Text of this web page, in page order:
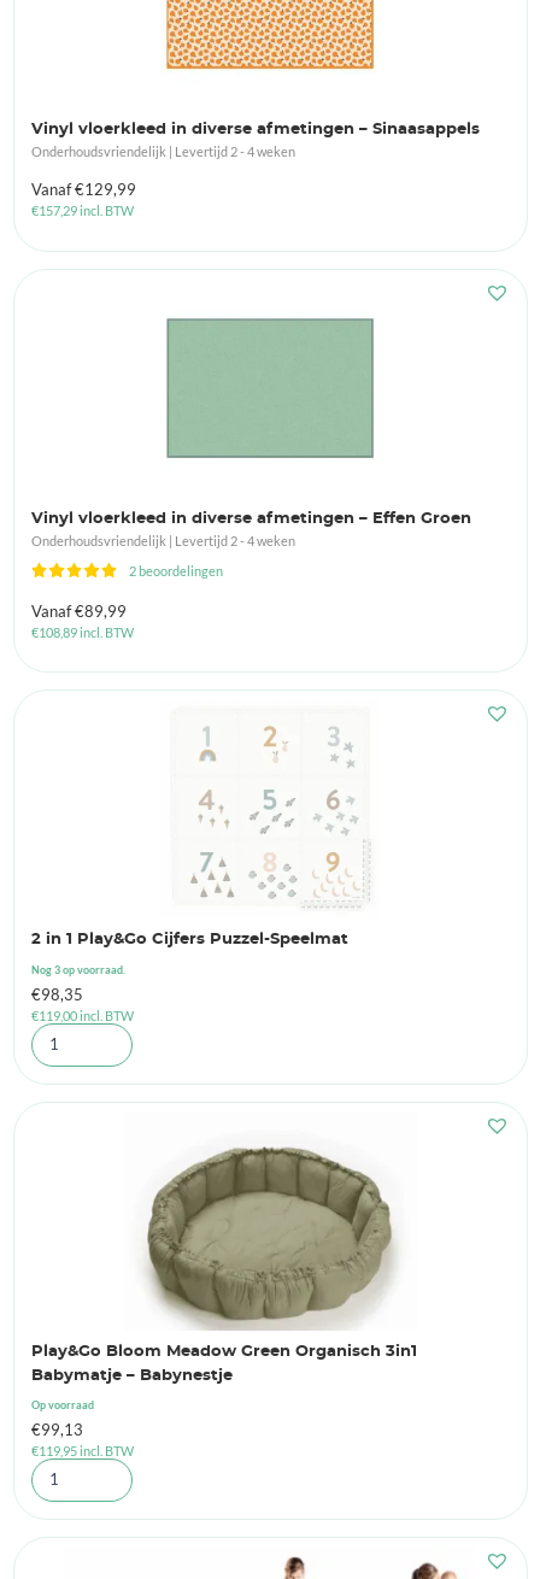
Vinyl vloerkleed in diverse afmetingen – Sinaasappels
Onderhoudsvriendelijk | Levertijd 2 - 4 weken
Vanaf€129,99
€157,29incl. BTW
Vinyl vloerkleed in diverse afmetingen – Effen Groen
Onderhoudsvriendelijk | Levertijd 2 - 4 weken
2 beoordelingen
Vanaf€89,99
€108,89incl. BTW
2 in 1 Play&Go Cijfers Puzzel-Speelmat
Nog 3 op voorraad.
€98,35
€119,00incl. BTW
Play&Go Bloom Meadow Green Organisch 3in1
Babymatje – Babynestje
Op voorraad
€99,13
€119,95incl. BTW